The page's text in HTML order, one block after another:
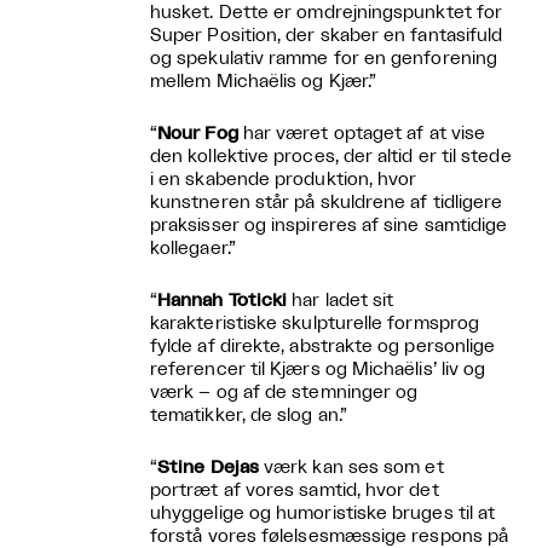
husket. Dette er omdrejningspunktet for
Super Position, der skaber en fantasifuld
og spekulativ ramme for en genforening
mellem Michaëlis og Kjær.”
“ Nour Foghar været optaget af at vise
den kollektive proces, der altid er til stede
i en skabende produktion, hvor
kunstneren står på skuldrene af tidligere
praksisser og inspireres af sine samtidige
kollegaer.”
“ Hannah Toticki har ladet sit
karakteristiske skulpturelle formsprog
fylde af direkte, abstrakte og personlige
referencer til Kjærs og Michaëlis’ liv og
værk – og af de stemninger og
tematikker, de slog an.”
“Stine Dejasværk kan ses som et
portræt af vores samtid, hvor det
uhyggelige og humoristiske bruges til at
forstå vores følelsesmæssige respons på